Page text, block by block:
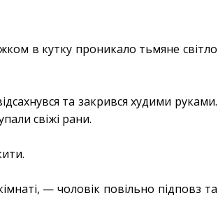
в кутку проникало тьмяне світло
та закрився худими руками.
свіжі рани.
— чоловік повільно підповз та